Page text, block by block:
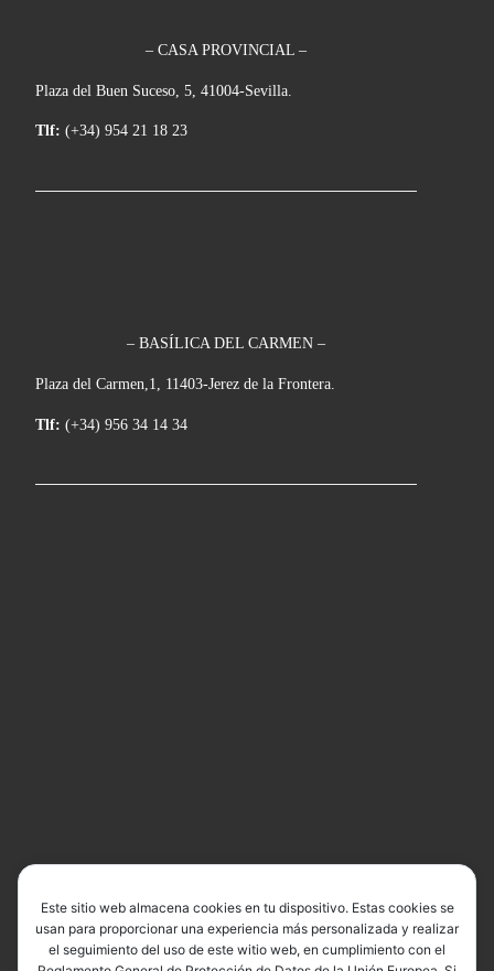
– CASA PROVINCIAL –
Plaza del Buen Suceso, 5, 41004-Sevilla.
Tlf: (+34) 954 21 18 23
– BASÍLICA DEL CARMEN –
Plaza del Carmen,1, 11403-Jerez de la Frontera.
Tlf: (+34) 956 34 14 34
Este sitio web almacena cookies en tu dispositivo. Estas cookies se
usan para proporcionar una experiencia más personalizada y realizar
el seguimiento del uso de este witio web, en cumplimiento con el